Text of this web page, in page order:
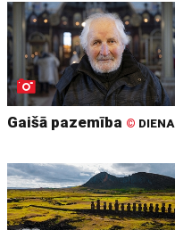
Gaišā pazemība © DIENA